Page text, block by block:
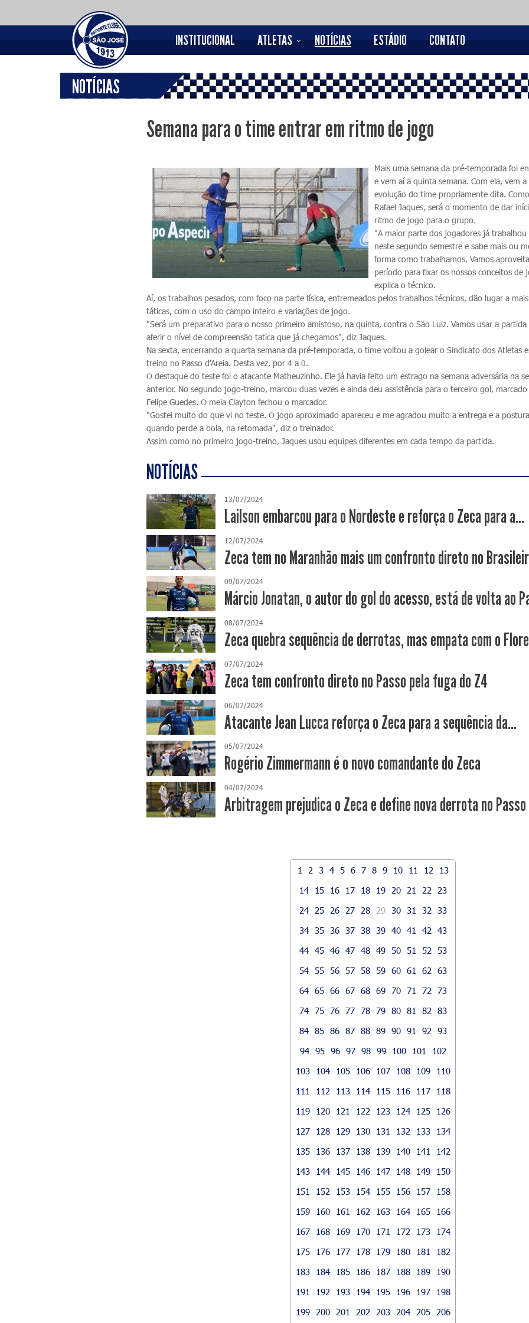
INSTITUCIONAL ATLETAS NOTÍCIAS ESTÁDIO CONTATO
NOTÍCIAS
Semana para o time entrar em ritmo de jogo
Mais uma semana da pré-temporada foi
e vem aí a quinta semana. Com ela, vem a
evolução do time propriamente dita.
Rafael Jaques, será o momento de dar
ritmo de jogo para o grupo.
"A maior parte dos jogadores já trabalhou
neste segundo semestre e sabe mais ou
forma como trabalhamos. Vamos
período para fixar os nossos conceitos de
explica o técnico.
Aí, os trabalhos pesados, com foco na parte física, entremeados pelos trabalhos técnicos, dão lugar a mais
táticas, com o uso do campo inteiro e variações de jogo.
"Será um preparativo para o nosso primeiro amistoso, na quinta, contra o São Luiz. Vamos usar a partida
aferir o nível de compreensão tatica que já chegamos", diz Jaques.
Na sexta, encerrando a quarta semana da pré-temporada, o time voltou a golear o Sindicato dos Atletas
treino no Passo d'Areia. Desta vez, por 4 a 0.
O destaque do teste foi o atacante Matheuzinho. Ele já havia feito um estrago na semana adversária na
anterior. No segundo jogo-treino, marcou duas vezes e ainda deu assistência para o terceiro gol,
Felipe Guedes. O meia Clayton fechou o marcador.
"Gostei muito do que vi no teste. O jogo aproximado apareceu e me agradou muito a entrega e a
quando perde a bola, na retomada", diz o treinador.
Assim como no primeiro jogo-treino, Jaques usou equipes diferentes em cada tempo da partida.
NOTÍCIAS
13/07/2024
Lailson embarcou para o Nordeste e reforça o Zeca para a...
12/07/2024
Zeca tem no Maranhão mais um confronto direto no
09/07/2024
Márcio Jonatan, o autor do gol do acesso, está de volta ao
08/07/2024
Zeca quebra sequência de derrotas, mas empata com o
07/07/2024
Zeca tem confronto direto no Passo pela fuga do Z4
06/07/2024
Atacante Jean Lucca reforça o Zeca para a sequência da...
05/07/2024
Rogério Zimmermann é o novo comandante do Zeca
04/07/2024
Arbitragem prejudica o Zeca e define nova derrota no Passo
1 2 3 4 5 6 7 8 9 10 11 12
13
14
15 16 17 18 19 20 21 22
23
24
25 26 27 28 29 30 31 32
33
34 35 36 37 38 39 40 41 42
43
44 45 46 47 48 49 50 51 52
53
54 55 56 57 58 59 60 61 62
63
64 65 66 67 68 69 70 71 72
73
74 75 76 77 78 79 80 81 82
83
84 85 86 87 88 89 90 91 92
93
94 95 96 97 98 99 100 101
102
103
104 105 106 107 108 109
110
111
112 113 114 115 116 117
118
119
120 121 122 123 124 125
126
127
128 129 130 131 132 133
134
135
136 137 138 139 140 141
142
143
144 145 146 147 148 149
150
151
152 153 154 155 156 157
158
159
160 161 162 163 164 165
166
167
168 169 170 171 172 173
174
175
176 177 178 179 180 181
182
183
184 185 186 187 188 189
190
191
192 193 194 195 196 197
198
199
200 201 202 203 204 205 206